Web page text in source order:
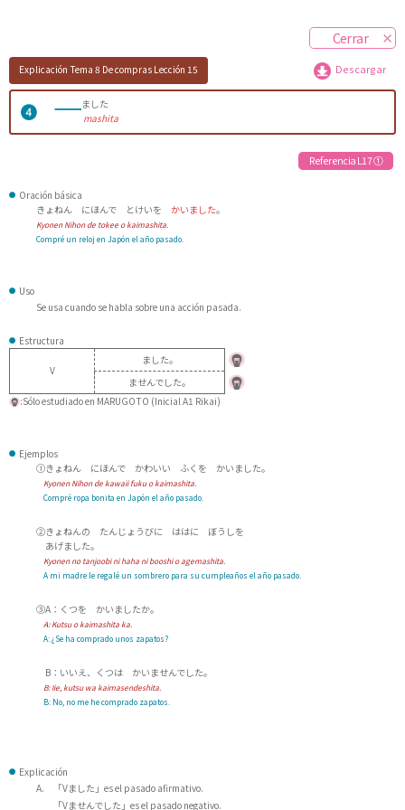
Cerrar
Explicación Tema 8 De compras Lección 15 Descargar
ました
mashita
Referencia L17 ①
Oración básica
きょねん にほんで とけいを かいました。
Kyonen Nihon de tokee o kaimashita.
Compré un reloj en Japón el año pasado.
Uso
Se usa cuando se habla sobre una acción pasada.
Estructura
V
ました。
ませんでした。
:Sólo estudiado en MARUGOTO (Inicial A1 Rikai)
Ejemplos
①きょねん にほんで かわいい ふくを かいました。
Kyonen Nihon de kawaii fuku o kaimashita.
Compré ropa bonita en Japón el año pasado.
②きょねんの たんじょうびに ははに ぼうしを
あげました。
Kyonen no tanjoobi ni haha ni booshi o agemashita.
A mi madre le regalé un sombrero para su cumpleaños el año pasado.
③A：くつを かいましたか。
A:Kutsu o kaimashita ka.
A: ¿Se ha comprado unos zapatos?
B：いいえ、くつは かいませんでした。
B:Iie, kutsu wa kaimasendeshita.
B: No, no me he comprado zapatos.
Explicación
A. 「Vました」es el pasado afirmativo.
「Vませんでした」es el pasado negativo.